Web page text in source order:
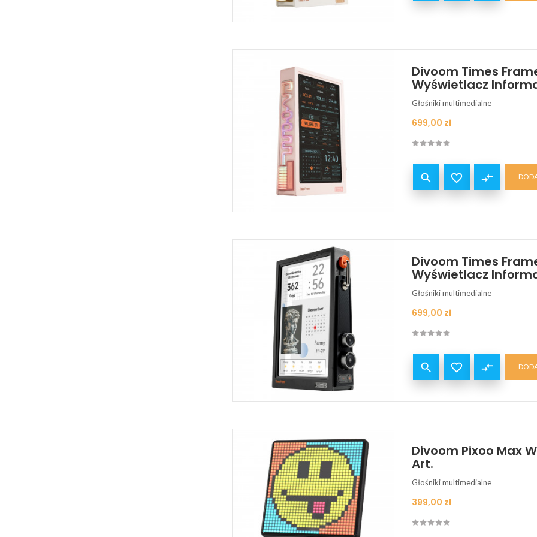
Divoom Times
Wyświetlacz
Głośniki multimedialne
Cena
699,00 zł
  compare_arrows
Divoom Times
Wyświetlacz
Głośniki multimedialne
Cena
699,00 zł
  compare_arrows
Divoom Pixoo Max
Art.
Głośniki multimedialne
Cena
399,00 zł